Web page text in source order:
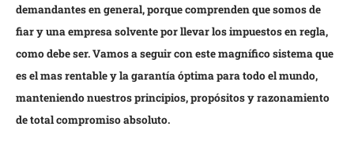
demandantes en general, porque comprenden que somos de
fiar y una empresa solvente por llevar los impuestos en regla,
como debe ser. Vamos a seguir con este magnífico sistema que
es el mas rentable y la garantía óptima para todo el mundo,
manteniendo nuestros principios, propósitos y razonamiento
de total compromiso absoluto.